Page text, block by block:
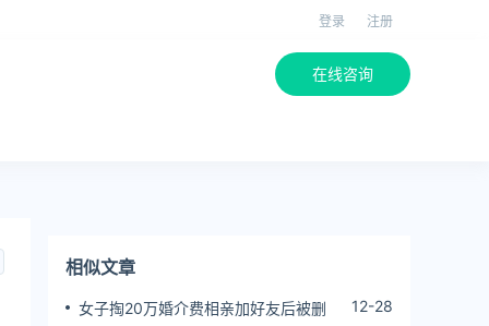
登录 注册
在线咨询
相似文章
女子掏20万婚介费相亲加好友后被删 12-28